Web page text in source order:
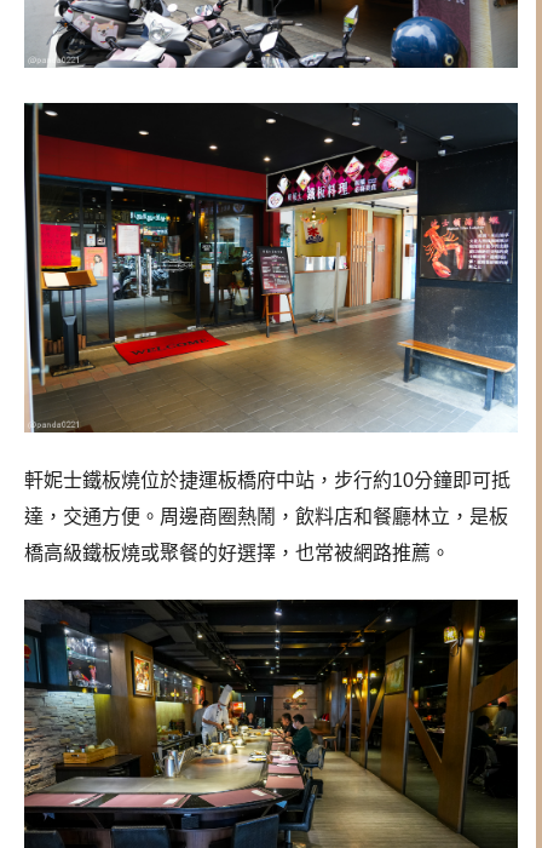
軒妮士鐵板燒位於捷運板橋府中站，步行約10分鐘即可抵
達，交通方便。周邊商圈熱鬧，飲料店和餐廳林立，是板
橋高級鐵板燒或聚餐的好選擇，也常被網路推薦。